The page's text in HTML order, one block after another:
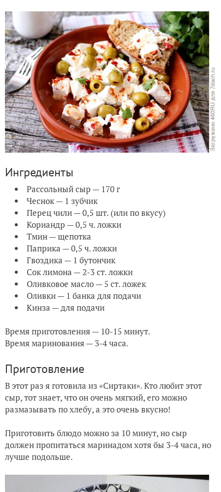
Ингредиенты
Рассольный сыр — 170 г
Чеснок — 1 зубчик
Перец чили — 0,5 шт. (или по вкусу)
Кориандр — 0,5 ч. ложки
Тмин — щепотка
Паприка — 0,5 ч. ложки
Гвоздика — 1 бутончик
Сок лимона — 2-3 ст. ложки
Оливковое масло — 5 ст. ложек
Оливки — 1 банка для подачи
Кинза — для подачи
Время приготовления — 10-15 минут.
Время маринования — 3-4 часа.
Приготовление
В этот раз я готовила из «Сиртаки». Кто любит этот
сыр, тот знает, что он очень мягкий, его можно
размазывать по хлебу, а это очень вкусно!
Приготовить блюдо можно за 10 минут, но сыр
должен пропитаться маринадом хотя бы 3-4 часа, но
лучше подольше.